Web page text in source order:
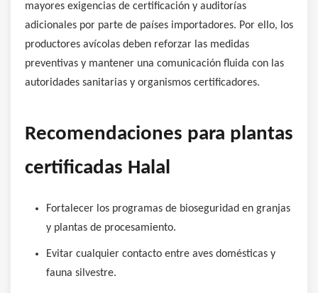
mayores exigencias de certificación y auditorías
adicionales por parte de países importadores. Por ello, los
productores avícolas deben reforzar las medidas
preventivas y mantener una comunicación fluida con las
autoridades sanitarias y organismos certificadores.
Recomendaciones para plantas
certificadas Halal
Fortalecer los programas de bioseguridad en granjas
y plantas de procesamiento.
Evitar cualquier contacto entre aves domésticas y
fauna silvestre.